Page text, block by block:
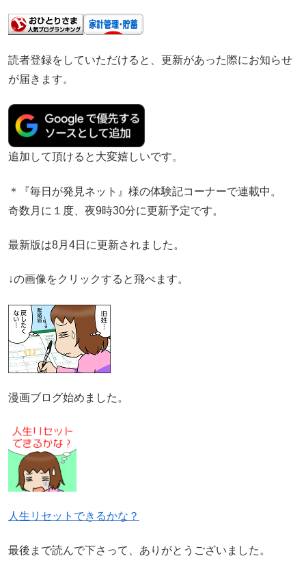
読者登録をしていただけると、更新があった際にお知らせ
が届きます。
追加して頂けると大変嬉しいです。
＊『毎日が発見ネット』様の体験記コーナーで連載中。
奇数月に１度、夜9時30分に更新予定です。
最新版は8月4日に更新されました。
↓の画像をクリックすると飛べます。
漫画ブログ始めました。
人生リセットできるかな？
最後まで読んで下さって、ありがとうございました。